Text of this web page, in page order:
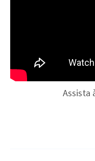
Assista